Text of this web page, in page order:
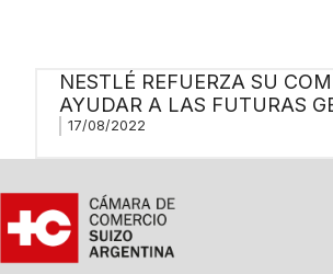
NESTLÉ REFUERZA SU
AYUDAR A LAS FUTURAS
17/08/2022